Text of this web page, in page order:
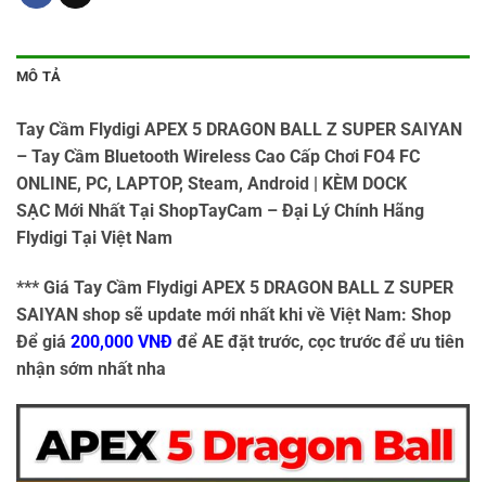
MÔ TẢ
Tay Cầm Flydigi APEX 5 DRAGON BALL Z SUPER SAIYAN
– Tay Cầm Bluetooth Wireless Cao Cấp Chơi FO4 FC
ONLINE, PC, LAPTOP, Steam, Android | KÈM DOCK
SẠC Mới Nhất Tại ShopTayCam – Đại Lý Chính Hãng
Flydigi Tại Việt Nam
*** Giá Tay Cầm Flydigi APEX 5 DRAGON BALL Z SUPER
SAIYAN shop sẽ update mới nhất khi về Việt Nam: Shop
Để giá 200,000 VNĐ để AE đặt trước, cọc trước để ưu tiên
nhận sớm nhất nha